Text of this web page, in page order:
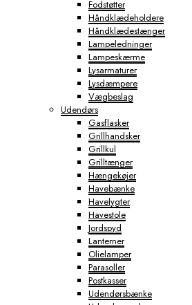
Fodstøtter
Håndklædeholdere
Håndklædestænger
Lampeledninger
Lampeskærme
Lysarmaturer
Lysdæmpere
Vægbeslag
Udendørs
Gasflasker
Grillhandsker
Grillkul
Grilltænger
Hængekøjer
Havebænke
Havelygter
Havestole
Jordspyd
Lanterner
Olielamper
Parasoller
Postkasser
Udendørsbænke